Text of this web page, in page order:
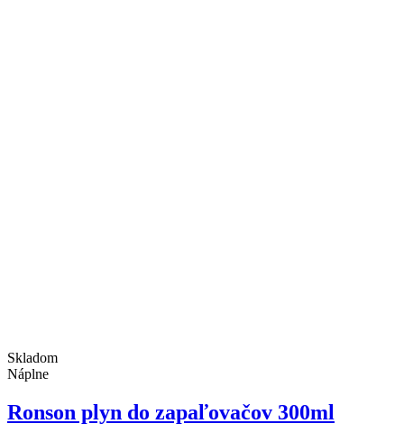
Skladom
Náplne
Ronson plyn do zapaľovačov 300ml